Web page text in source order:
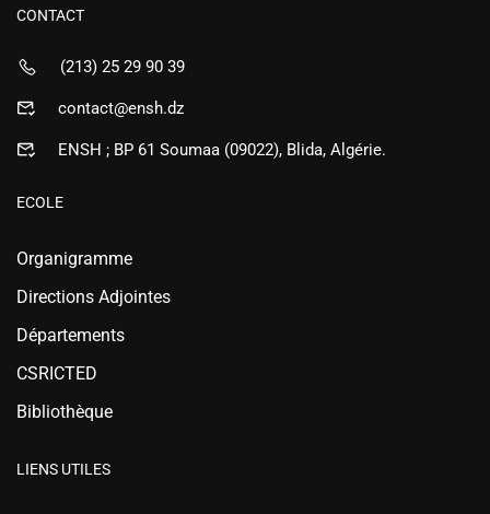
CONTACT
(213) 25 29 90 39
contact@ensh.dz
ENSH ; BP 61 Soumaa (09022), Blida, Algérie.
ECOLE
Organigramme
Directions Adjointes
Départements
CSRICTED
Bibliothèque
LIENS UTILES